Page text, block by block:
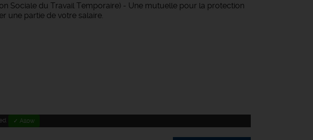
Sociale du Travail Temporaire) - Une mutuelle pour la protection
une partie de votre salaire.
✓ Allow